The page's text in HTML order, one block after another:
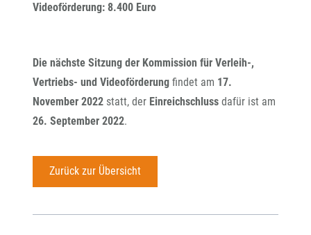
Videoförderung: 8.400 Euro
Die nächste Sitzung der Kommission für Verleih-,
Vertriebs- und Videoförderung findet am 17.
November 2022 statt, der Einreichschluss dafür ist am
26. September 2022.
Zurück zur Übersicht